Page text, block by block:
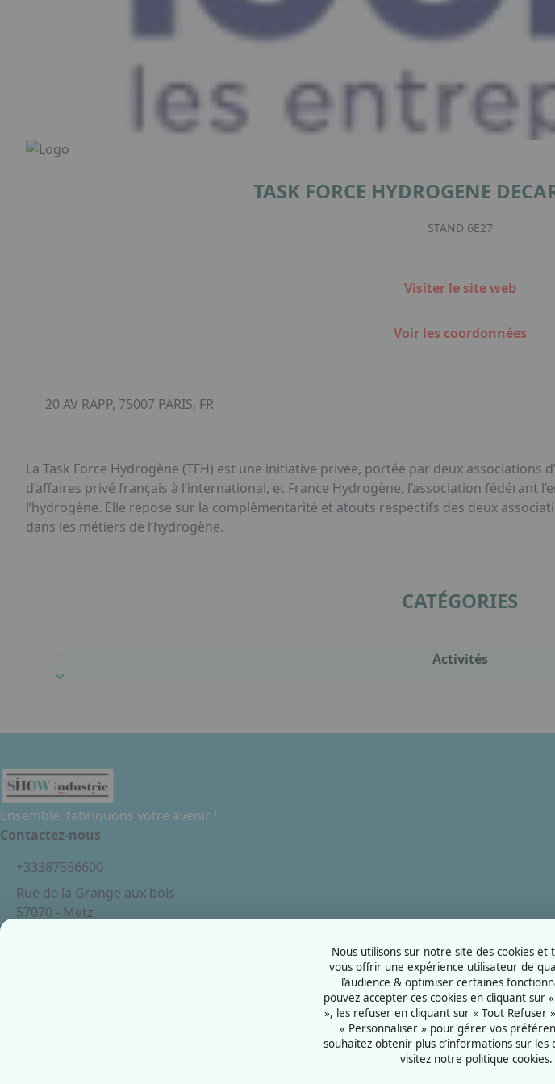
TASK FORCE HYDROGENE
STAND 6E27
Visiter le site web
Voir les coordonnées
20 AV RAPP, 75007 PARIS, FR
La Task Force Hydrogène (TFH) est une initiative privée, portée par deux associations
d’affaires privé français à l’international, et France Hydrogène, l’association fédérant
l’hydrogène. Elle repose sur la complémentarité et atouts respectifs des deux
dans les métiers de l’hydrogène.
CATÉGORIES
Activités
Ensemble, fabriquons votre avenir !
Contactez-nous
+33387556600
Rue de la Grange aux bois
57070 - Metz
Nous utilisons sur notre site des cookies et
vous offrir une expérience utilisateur de
l’audience & optimiser certaines
pouvez accepter ces cookies en cliquant sur
», les refuser en cliquant sur « Tout Refuser
« Personnaliser » pour gérer vos
souhaitez obtenir plus d’informations sur les
visitez notre politique cookies.